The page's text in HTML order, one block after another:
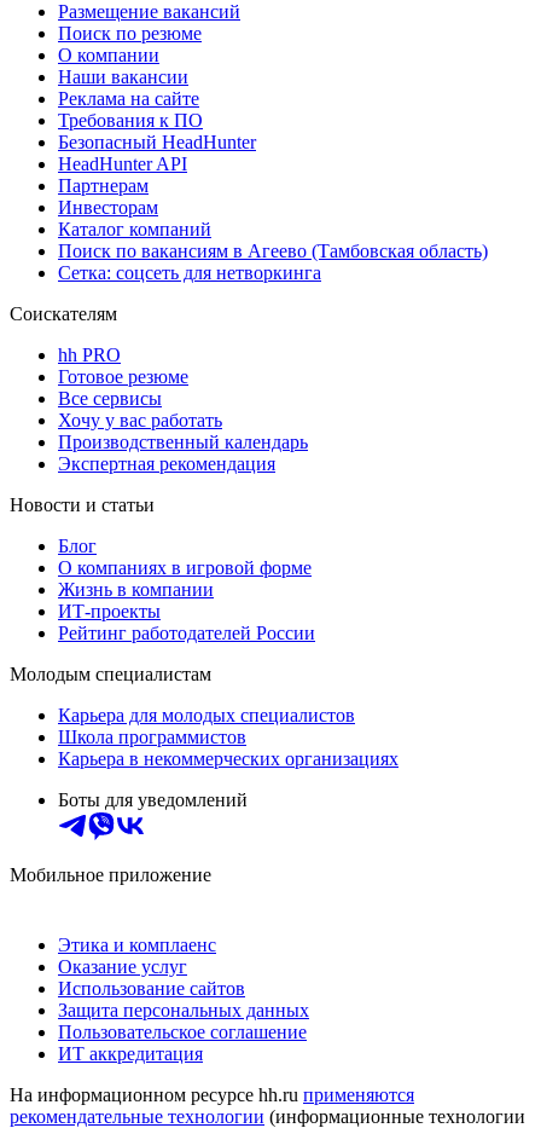
Размещение вакансий
Поиск по резюме
О компании
Наши вакансии
Реклама на сайте
Требования к ПО
Безопасный HeadHunter
HeadHunter API
Партнерам
Инвесторам
Каталог компаний
Поиск по вакансиям в Агеево (Тамбовская область)
Сетка: соцсеть для нетворкинга
Соискателям
hh PRO
Готовое резюме
Все сервисы
Хочу у вас работать
Производственный календарь
Экспертная рекомендация
Новости и статьи
Блог
О компаниях в игровой форме
Жизнь в компании
ИТ-проекты
Рейтинг работодателей России
Молодым специалистам
Карьера для молодых специалистов
Школа программистов
Карьера в некоммерческих организациях
Боты для уведомлений
Мобильное приложение
Этика и комплаенс
Оказание услуг
Использование сайтов
Защита персональных данных
Пользовательское соглашение
ИТ аккредитация
На информационном ресурсе hh.ru применяются
рекомендательные технологии (информационные технологии